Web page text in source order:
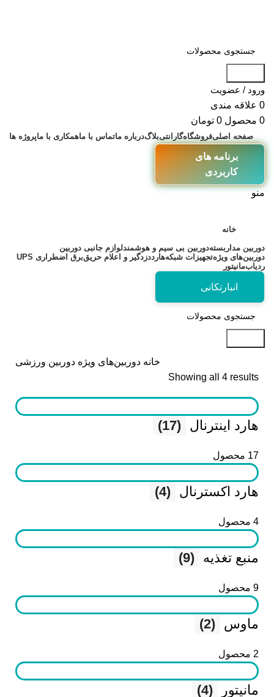
ورود / عضویت
0 علاقه مندی
0 محصول 0 تومان
صفحه اصلیفروشگاهگارانتیبلاگدرباره ماتماس با ماهمکاری با ماپروژه ها
برنامه های
کاربردی
منو
خانه
دوربین مداربستهدوربین بی سیم و هوشمندلوازم جانبی دوربین
دوربین‌های ویژهتجهیزات شبکههارددزدگیر و اعلام حریقبرق اضطراری UPS
ردیابمانیتور
انبارتکانی
خانه دوربین‌های ویژه دوربین ورزشی
Showing all 4 results
هارد اینترنال (17)
17 محصول
هارد اکسترنال (4)
4 محصول
منبع تغذیه (9)
9 محصول
ماوس (2)
2 محصول
مانیتور (4)